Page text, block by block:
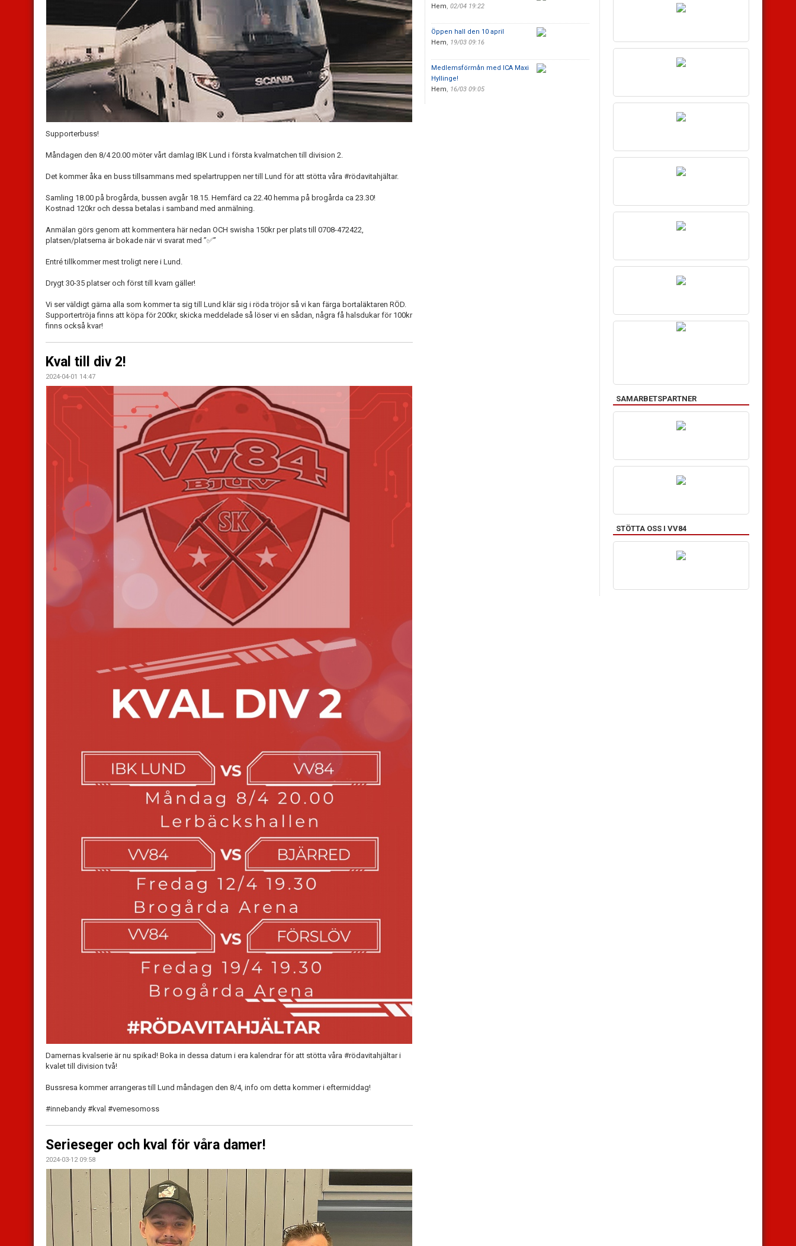
Supporterbuss!
Måndagen den 8/4 20.00 möter vårt damlag IBK Lund i första kvalmatchen till division 2.
Det kommer åka en buss tillsammans med spelartruppen ner till Lund för att stötta våra #rödavitahjältar.
Samling 18.00 på brogårda, bussen avgår 18.15. Hemfärd ca 22.40 hemma på brogårda ca 23.30!
Kostnad 120kr och dessa betalas i samband med anmälning.
Anmälan görs genom att kommentera här nedan OCH swisha 150kr per plats till 0708-472422,
platsen/platserna är bokade när vi svarat med ”✅”
Entré tillkommer mest troligt nere i Lund.
Drygt 30-35 platser och först till kvarn gäller!
Vi ser väldigt gärna alla som kommer ta sig till Lund klär sig i röda tröjor så vi kan färga bortaläktaren RÖD.
Supportertröja finns att köpa för 200kr, skicka meddelade så löser vi en sådan, några få halsdukar för 100kr
finns också kvar!
Kval till div 2!
2024-04-01 14:47
Damernas kvalserie är nu spikad! Boka in dessa datum i era kalendrar för att stötta våra #rödavitahjältar i
kvalet till division två!
Bussresa kommer arrangeras till Lund måndagen den 8/4, info om detta kommer i eftermiddag!
#innebandy #kval #vemesomoss
Serieseger och kval för våra damer!
2024-03-12 09:58
Hem, 02/04 19:22
Öppen hall den 10 april
Hem, 19/03 09:16
Medlemsförmån med ICA Maxi
Hyllinge!
Hem, 16/03 09:05
SAMARBETSPARTNER
STÖTTA OSS I VV84